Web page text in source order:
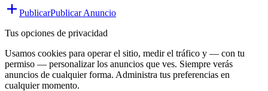
PublicarPublicar Anuncio
Tus opciones de privacidad
Usamos cookies para operar el sitio, medir el tráfico y — con tu
permiso — personalizar los anuncios que ves. Siempre verás
anuncios de cualquier forma. Administra tus preferencias en
cualquier momento.